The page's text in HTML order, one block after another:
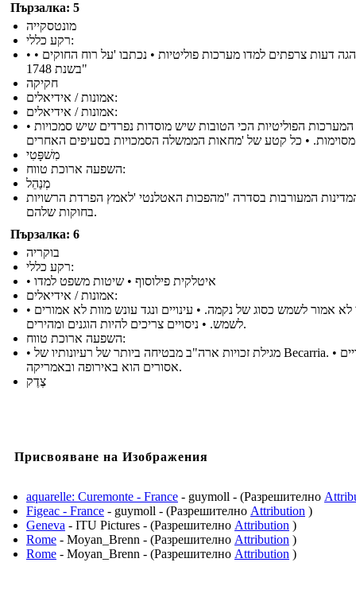
Пързалка: 5
מונטסקייה
רקע כללי:
• • סופר והגה דעות צרפתים למדו מערכות פוליטיות • נכתבו 'על רוח החוקים
"בשנת 1748
חקיקה
אמונות / אידיאלים:
אמונות / אידיאלים:
• המערכות הפוליטיות הכי הטובות שיש מוסדות נפרדים שיש סמכויות
מִשׁפָּטִי
השפעה ארוכת טווח:
מְנַהֵל
המעורבות בסדרה "מהפכות האטלנטי 'לאמץ הפרדת הרשויות
בחוקות שלהם.
Пързалка: 6
בוקריה
רקע כללי:
• איטלקית פילוסוף • שיטות משפט למדו
אמונות / אידיאלים:
• חוקי לא אמור לשמש כסוג של נקמה. • עינויים ונגד עונש מוות לא אמורים
לשמש. • ניסויים צריכים להיות הוגנים ומהירים.
השפעה ארוכת טווח:
• מגילת זכויות ארה"ב מבטיחה ביותר של רעיונותיו של Becarria. • העינויים
אסורים הוא באירופה ובאמריקה.
צֶדֶק
Присвояване на Изображения
aquarelle: Curemonte - France - guymoll - (Разрешително
Figeac - France - guymoll - (Разрешително Attribution )
Geneva - ITU Pictures - (Разрешително Attribution )
Rome - Moyan_Brenn - (Разрешително Attribution )
Rome - Moyan_Brenn - (Разрешително Attribution )